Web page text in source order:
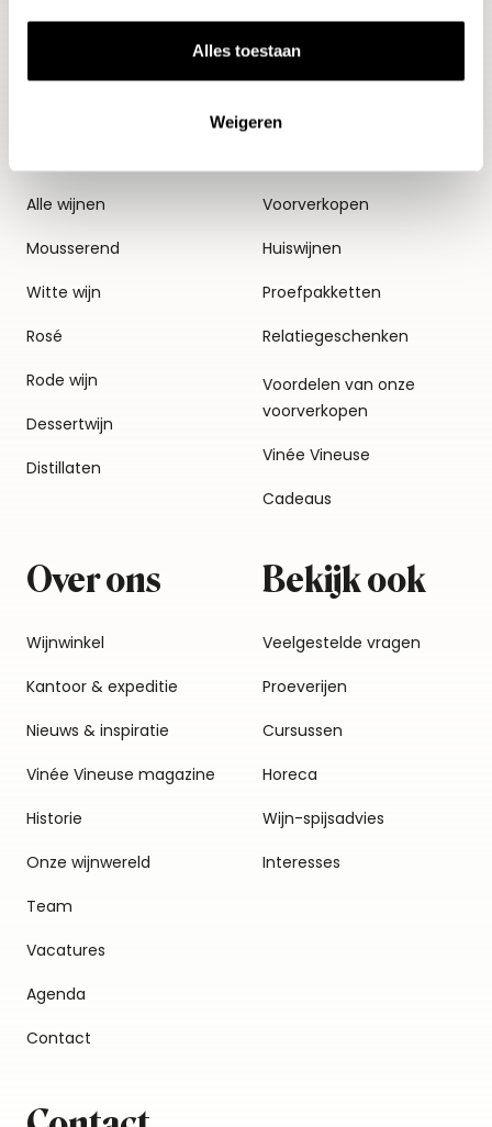
Alles toestaan
Weigeren
Alle wijnen
Mousserend
Witte wijn
Rosé
Rode wijn
Dessertwijn
Distillaten
Thema's
Voorverkopen
Huiswijnen
Proefpakketten
Relatiegeschenken
Voordelen van onze
voorverkopen
Vinée Vineuse
Cadeaus
Over ons
Wijnwinkel
Kantoor & expeditie
Nieuws & inspiratie
Vinée Vineuse magazine
Historie
Onze wijnwereld
Team
Vacatures
Agenda
Contact
Bekijk ook
Veelgestelde vragen
Proeverijen
Cursussen
Horeca
Wijn-spijsadvies
Interesses